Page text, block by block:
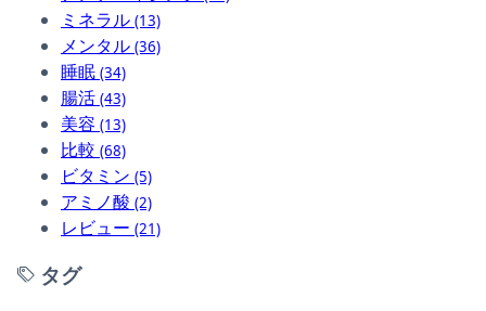
ミネラル (13)
メンタル (36)
睡眠 (34)
腸活 (43)
美容 (13)
比較 (68)
ビタミン (5)
アミノ酸 (2)
レビュー (21)
タグ